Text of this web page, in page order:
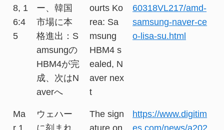
8, 1
6:4
5
ー、韓国
市場に本
格進出：S
amsungの
HBM4が完
成、次はN
averへ
ourts Ko
rea: Sa
msung
HBM4 s
ealed, N
aver nex
t
60318VL217/amd-
samsung-naver-ce
o-lisa-su.html
Ma
ウェハー
The sign
https://www.digitim